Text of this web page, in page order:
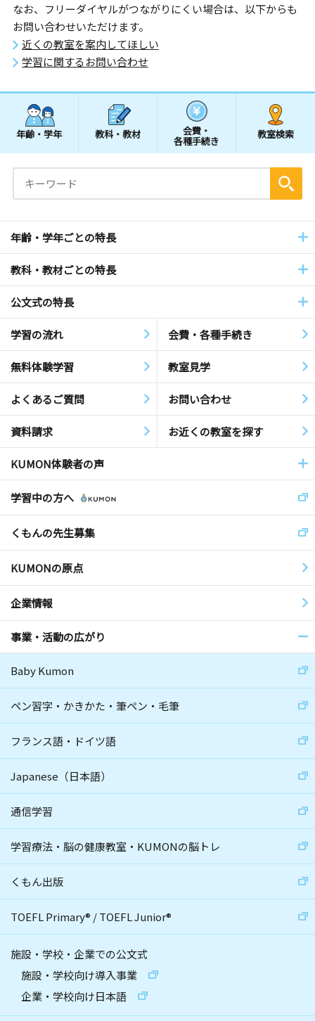
なお、フリーダイヤルがつながりにくい場合は、以下からも
お問い合わせいただけます。
近くの教室を案内してほしい
学習に関するお問い合わせ
年齢・学年 教科・教材 会費・
各種手続き
教室検索
年齢・学年ごとの特長
教科・教材ごとの特長
公文式の特長
学習の流れ 会費・各種手続き
無料体験学習 教室見学
よくあるご質問 お問い合わせ
資料請求 お近くの教室を探す
KUMON体験者の声
学習中の方へ
くもんの先生募集
KUMONの原点
企業情報
事業・活動の広がり
Baby Kumon
ペン習字・かきかた・筆ペン・毛筆
フランス語・ドイツ語
Japanese（日本語）
通信学習
学習療法・脳の健康教室・KUMONの脳トレ
くもん出版
TOEFL Primary® /TOEFL Junior®
施設・学校・企業での公文式
施設・学校向け導入事業
企業・学校向け日本語